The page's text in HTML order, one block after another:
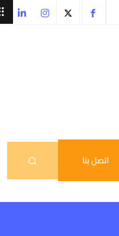
اتصل بنا